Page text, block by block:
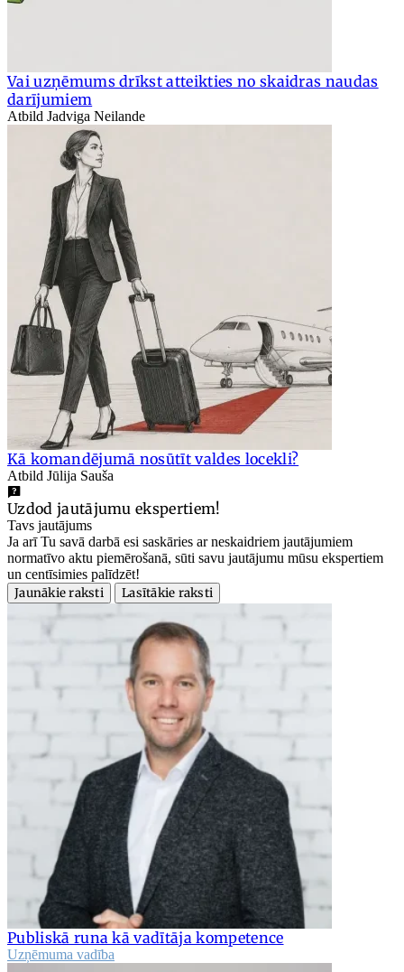
Vai uzņēmums drīkst atteikties no skaidras naudas
darījumiem
Atbild Jadviga Neilande
Kā komandējumā nosūtīt valdes locekli?
Atbild Jūlija Sauša
Uzdod jautājumu ekspertiem!
Tavs jautājums
Ja arī Tu savā darbā esi saskāries ar neskaidriem jautājumiem
normatīvo aktu piemērošanā, sūti savu jautājumu mūsu ekspertiem
un centīsimies palīdzēt!
Jaunākie raksti
Lasītākie raksti
Publiskā runa kā vadītāja kompetence
Uzņēmuma vadība